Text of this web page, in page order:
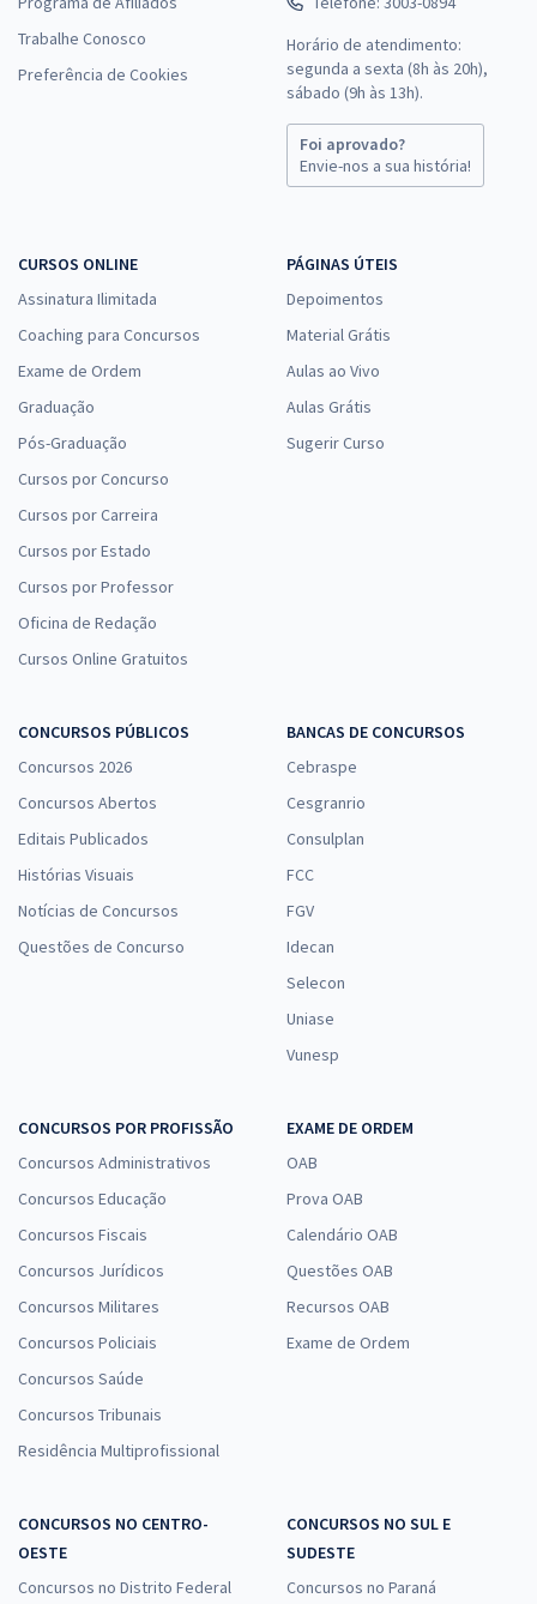
Trabalhe Conosco
Preferência de Cookies
Horário de atendimento:
segunda a sexta (8h às 20h),
sábado (9h às 13h).
Foi aprovado?
Envie-nos a sua história!
CURSOS ONLINE
Assinatura Ilimitada
Coaching para Concursos
Exame de Ordem
Graduação
Pós-Graduação
Cursos por Concurso
Cursos por Carreira
Cursos por Estado
Cursos por Professor
Oficina de Redação
Cursos Online Gratuitos
PÁGINAS ÚTEIS
Depoimentos
Material Grátis
Aulas ao Vivo
Aulas Grátis
Sugerir Curso
CONCURSOS PÚBLICOS
Concursos 2026
Concursos Abertos
Editais Publicados
Histórias Visuais
Notícias de Concursos
Questões de Concurso
BANCAS DE CONCURSOS
Cebraspe
Cesgranrio
Consulplan
FCC
FGV
Idecan
Selecon
Uniase
Vunesp
CONCURSOS POR PROFISSÃO
Concursos Administrativos
Concursos Educação
Concursos Fiscais
Concursos Jurídicos
Concursos Militares
Concursos Policiais
Concursos Saúde
Concursos Tribunais
Residência Multiprofissional
EXAME DE ORDEM
OAB
Prova OAB
Calendário OAB
Questões OAB
Recursos OAB
Exame de Ordem
CONCURSOS NO CENTRO-
OESTE
Concursos no Distrito Federal
CONCURSOS NO SUL E
SUDESTE
Concursos no Paraná